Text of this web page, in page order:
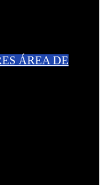
ÁREA DE